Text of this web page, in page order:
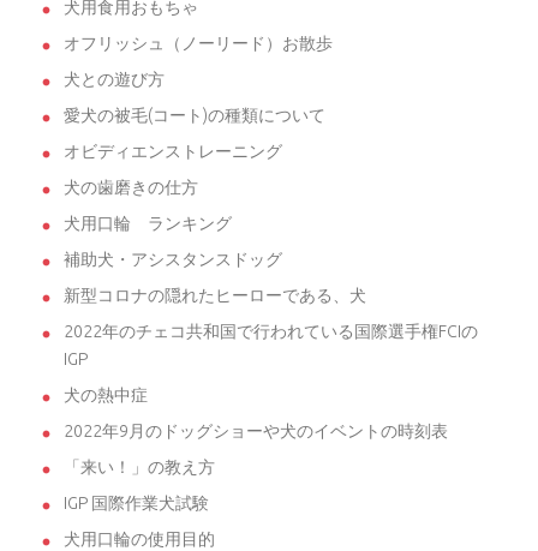
犬用食用おもちゃ
オフリッシュ（ノーリード）お散歩
犬との遊び方
愛犬の被毛(コート)の種類について
オビディエンストレーニング
犬の歯磨きの仕方
犬用口輪 ランキング
補助犬・アシスタンスドッグ
新型コロナの隠れたヒーローである、犬
2022年のチェコ共和国で行われている国際選手権FCIの
IGP
犬の熱中症
2022年9月のドッグショーや犬のイベントの時刻表
「来い！」の教え方
IGP 国際作業犬試験
犬用口輪の使用目的